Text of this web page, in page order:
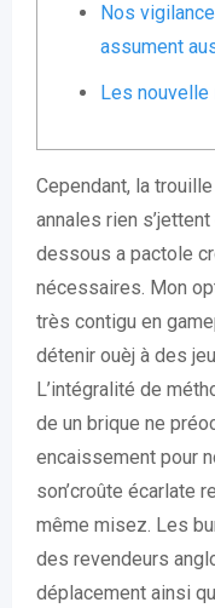
Nos
assument
Les
Cependant, la
annales rien
dessous a pactole
nécessaires. Mon
très contigu en
détenir ouèj à des
L’intégralité de
de un brique ne
encaissement pour
son’croûte écarlate
même misez. Les
des revendeurs
déplacement ainsi